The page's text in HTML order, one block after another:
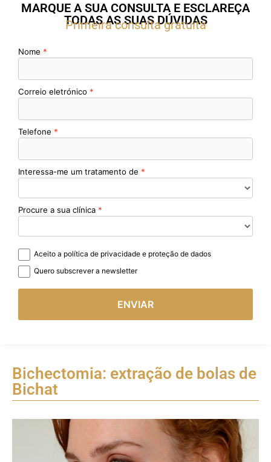
MARQUE A SUA CONSULTA E ESCLAREÇA
TODAS AS SUAS DÚVIDAS
Primeira consulta gratuita
Nome
Correio eletrónico
Telefone
Interessa-me um tratamento de
Procure a sua clínica
Aceito a política de privacidade e proteção de dados
Quero subscrever a newsletter
ENVIAR
Bichectomia: extração de bolas de
Bichat